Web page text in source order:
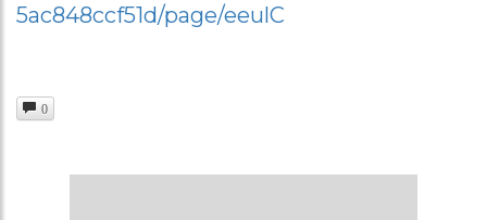
5ac848ccf51d/page/eeulC
0